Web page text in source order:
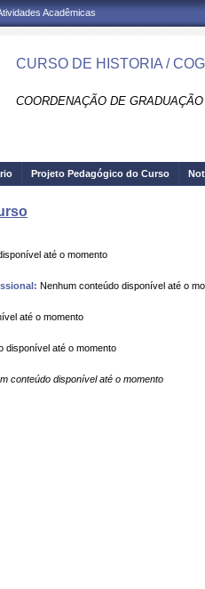
Acadêmicas
CURSO DE HISTORIA /
COORDENAÇÃO DE
Projeto Pedagógico do Curso
até o momento
Nenhum conteúdo disponível até o
até o momento
disponível até o momento
conteúdo disponível até o momento